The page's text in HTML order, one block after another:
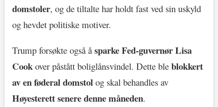
domstoler, og de tiltalte har holdt fast ved sin uskyld
og hevdet politiske motiver.
Trump forsøkte også åsparke Fed-guvernør Lisa
Cook over påstått boliglånsvindel. Dette ble blokkert
av en føderal domstol og skal behandles av
Høyesterett senere denne måneden.